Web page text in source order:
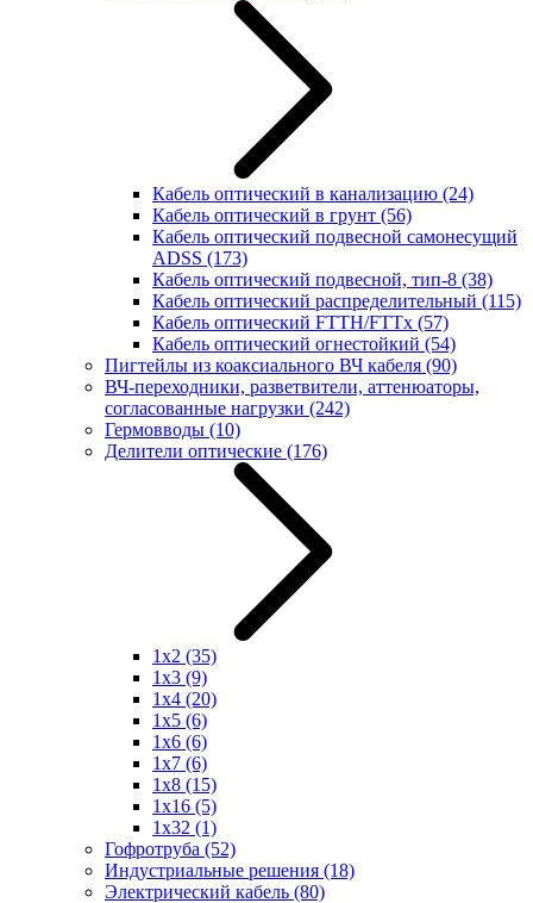
Кабель оптический в канализацию (24)
Кабель оптический в грунт (56)
Кабель оптический подвесной самонесущий
ADSS (173)
Кабель оптический подвесной, тип-8 (38)
Кабель оптический распределительный (115)
Кабель оптический FTTH/FTTx (57)
Кабель оптический огнестойкий (54)
Пигтейлы из коаксиального ВЧ кабеля (90)
ВЧ-переходники, разветвители, аттенюаторы,
согласованные нагрузки (242)
Гермовводы (10)
Делители оптические (176)
1x2 (35)
1x3 (9)
1x4 (20)
1x5 (6)
1x6 (6)
1x7 (6)
1x8 (15)
1x16 (5)
1x32 (1)
Гофротруба (52)
Индустриальные решения (18)
Электрический кабель (80)